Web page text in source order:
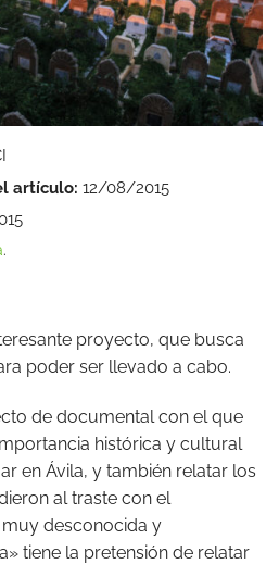
artículo: 12/08/2015
.
proyecto, que busca
poder ser llevado a cabo.
de documental con el que
histórica y cultural
en Ávila, y también relatar los
al traste con el
desconocida y
tiene la pretensión de relatar